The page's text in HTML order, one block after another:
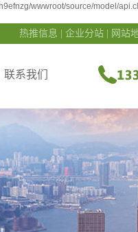
wwwroot/source/model/
热推信息 企业分站 网站
联系我们